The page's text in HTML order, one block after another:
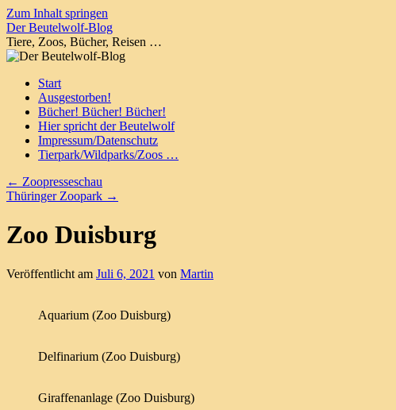
Zum Inhalt springen
Der Beutelwolf-Blog
Tiere, Zoos, Bücher, Reisen …
Start
Ausgestorben!
Bücher! Bücher! Bücher!
Hier spricht der Beutelwolf
Impressum/Datenschutz
Tierpark/Wildparks/Zoos …
← Zoopresseschau
Thüringer Zoopark →
Zoo Duisburg
Veröffentlicht am Juli 6, 2021 von Martin
Aquarium (Zoo Duisburg)
Delfinarium (Zoo Duisburg)
Giraffenanlage (Zoo Duisburg)